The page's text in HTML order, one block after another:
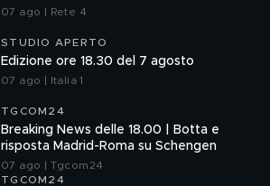
07 ago | Rete 4
STUDIO APERTO
Edizione ore 18.30 del 7 agosto
07 ago | Italia 1
TGCOM24
Breaking News delle 18.00 | Botta e
risposta Madrid-Roma su Schengen
07 ago | Tgcom24
TGCOM24